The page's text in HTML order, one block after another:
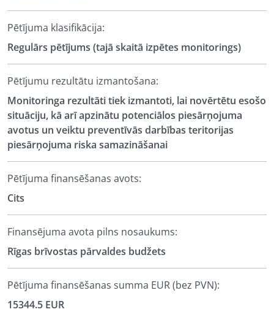
Pētījuma klasifikācija:
Regulārs pētījums (tajā skaitā izpētes monitorings)
Pētījumu rezultātu izmantošana:
Monitoringa rezultāti tiek izmantoti, lai novērtētu esošo
situāciju, kā arī apzinātu potenciālos piesārņojuma
avotus un veiktu preventīvās darbības teritorijas
piesārņojuma riska samazināšanai
Pētījuma finansēšanas avots:
Cits
Finansējuma avota pilns nosaukums:
Rīgas brīvostas pārvaldes budžets
Pētījuma finansēšanas summa EUR (bez PVN):
15344.5 EUR